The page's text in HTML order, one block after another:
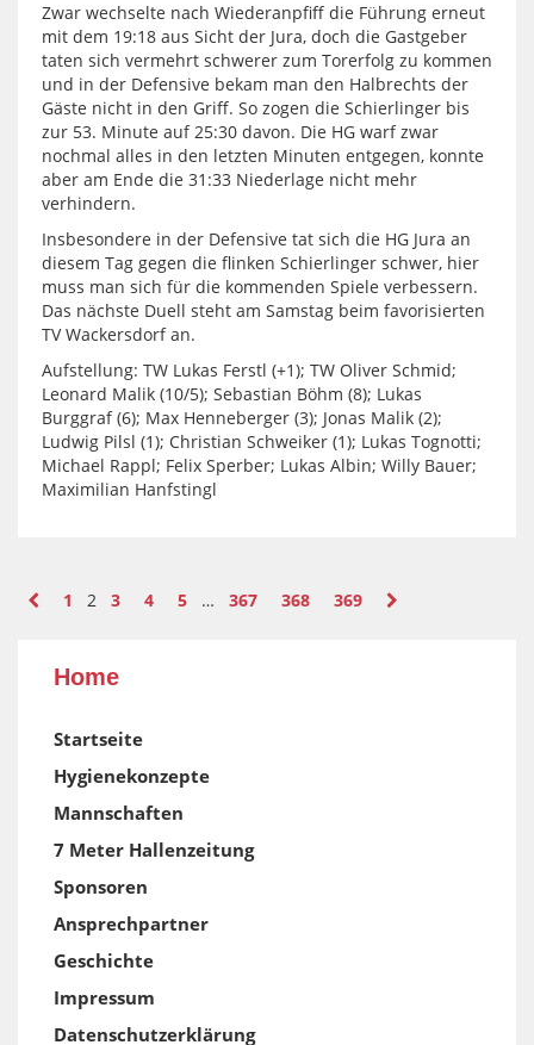
Zwar wechselte nach Wiederanpfiff die Führung erneut
mit dem 19:18 aus Sicht der Jura, doch die Gastgeber
taten sich vermehrt schwerer zum Torerfolg zu kommen
und in der Defensive bekam man den Halbrechts der
Gäste nicht in den Griff. So zogen die Schierlinger bis
zur 53. Minute auf 25:30 davon. Die HG warf zwar
nochmal alles in den letzten Minuten entgegen, konnte
aber am Ende die 31:33 Niederlage nicht mehr
verhindern.
Insbesondere in der Defensive tat sich die HG Jura an
diesem Tag gegen die flinken Schierlinger schwer, hier
muss man sich für die kommenden Spiele verbessern.
Das nächste Duell steht am Samstag beim favorisierten
TV Wackersdorf an.
Aufstellung: TW Lukas Ferstl (+1); TW Oliver Schmid;
Leonard Malik (10/5); Sebastian Böhm (8); Lukas
Burggraf (6); Max Henneberger (3); Jonas Malik (2);
Ludwig Pilsl (1); Christian Schweiker (1); Lukas Tognotti;
Michael Rappl; Felix Sperber; Lukas Albin; Willy Bauer;
Maximilian Hanfstingl
1 2 3 4 5 … 367 368 369
Home
Startseite
Hygienekonzepte
Mannschaften
7 Meter Hallenzeitung
Sponsoren
Ansprechpartner
Geschichte
Impressum
Datenschutzerklärung